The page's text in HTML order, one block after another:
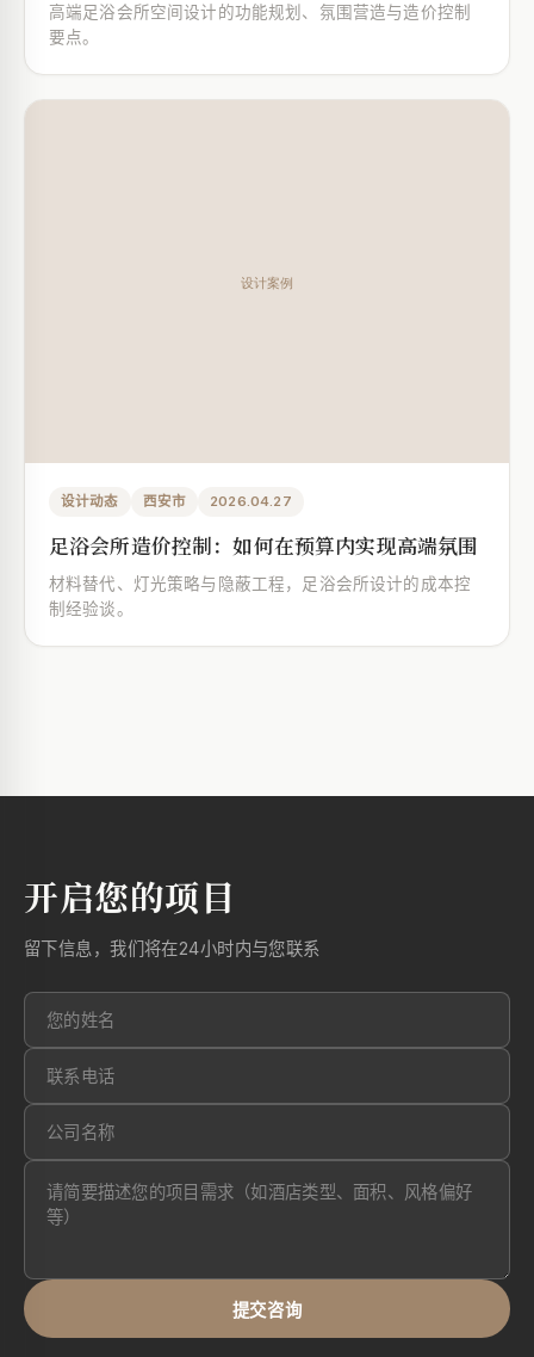
高端足浴会所空间设计的功能规划、氛围营造与造价控制
要点。
设计动态 西安市 2026.04.27
足浴会所造价控制：如何在预算内实现高端氛围
材料替代、灯光策略与隐蔽工程，足浴会所设计的成本控
制经验谈。
开启您的项目
留下信息，我们将在24小时内与您联系
提交咨询